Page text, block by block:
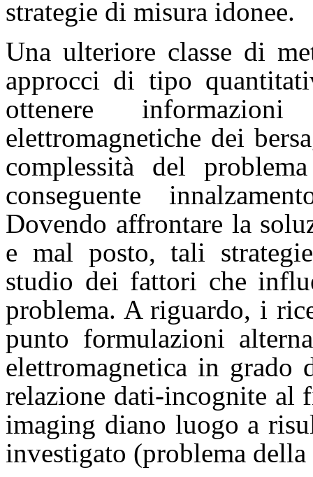
strategie di misura idonee.
Una ulteriore classe di
approcci di tipo
ottenere
elettromagnetiche dei
complessità del
conseguente
Dovendo affrontare la
e mal posto, tali
studio dei fattori che
problema. A riguardo, i
punto formulazioni
elettromagnetica in grado
relazione dati-incognite al
imaging diano luogo a
investigato (problema